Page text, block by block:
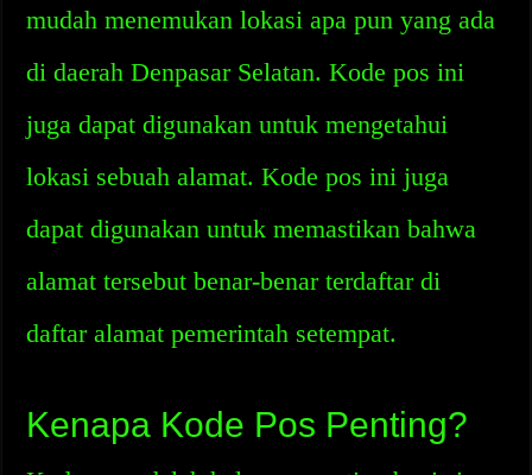
mudah menemukan lokasi apa pun yang ada
di daerah Denpasar Selatan. Kode pos ini
juga dapat digunakan untuk mengetahui
lokasi sebuah alamat. Kode pos ini juga
dapat digunakan untuk memastikan bahwa
alamat tersebut benar-benar terdaftar di
daftar alamat pemerintah setempat.
Kenapa Kode Pos Penting?